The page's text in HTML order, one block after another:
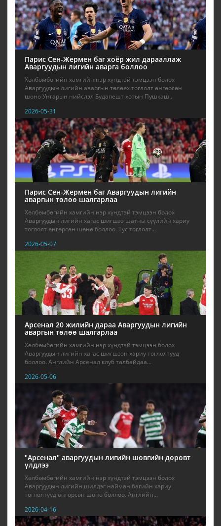
Парис Сен-Жермен баг хоёр жил дарааллаж
Аваргуудын лигийн аварга боллоо
Хөлбөмбөгийн хамгийн нэр хүндтэй тэмцээн болох
Аваргуудын лигийн аваргын төлөөх тоглолт өнгөрсөн
шөнө Унгарын нийслэл Будапешт хотын Пушкаш...
2026-05-31
Парис Сен-Жермен баг Аваргуудын лигийн
аваргын төлөө шалгарлаа
Хөлбөмбөгийн хамгийн нэр хүндтэй тэмцээн болох
Аваргуудын лигийн хагас шигшээ шатны сүүлийн хариу
тоглолт өнгөрсөн шөнө боллоо. Тус тоглолт...
2026-05-07
Арсенал 20 жилийн дараа Аваргуудын лигийн
аваргын төлөө шалгарлаа
Хөлбөмбөгийн хамгийн нэр хүндтэй тэмцээн болох
Аваргуудын лигийн хагас шигшээн хариу тоглолтууд
боллоо. Английн Арсенал клуб талбайдаа...
2026-05-06
"Арсенал" аваргуудын лигийн шөвгийн дөрөвт
үлдлээ
Хөлбөмбөгийн хамгийн нэр хүндтэй тэмцээн болох
Аваргуудын лигийн шилдэг найман багийн хариу
тоглолтууд өнгөрсөн шөнө боллоо. Английн...
2026-04-16